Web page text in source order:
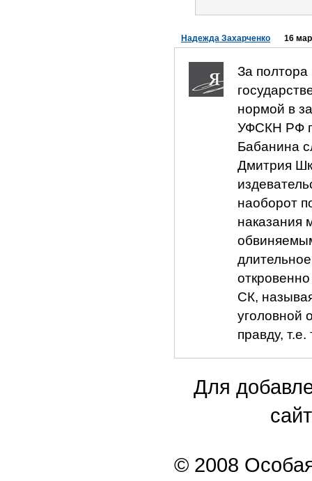
Надежда Захарченко 16
За
нормой в
УФСКН РФ
Бабанина
Дмитрия
наоборот
наказания
СК,
уголовной
правду,
Для
© 2008